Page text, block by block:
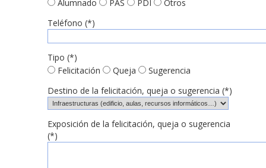
Alumnado
PAS PDI
Otros
Teléfono (*)
Tipo (*)
Felicitación
Queja
Sugerencia
Destino de la felicitación, queja o sugerencia (*)
Exposición de la felicitación, queja o sugerencia
(*)